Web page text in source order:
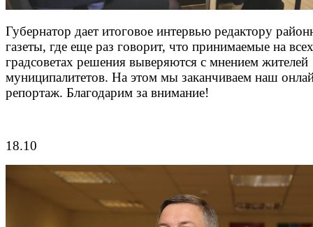
Губернатор дает итоговое интервью редактору
газеты, где еще раз говорит, что принимаемые на всех
градсоветах решения выверяются с мнением жителей
муниципалитетов. На этом мы заканчиваем наш
репортаж. Благодарим за внимание!
18.10